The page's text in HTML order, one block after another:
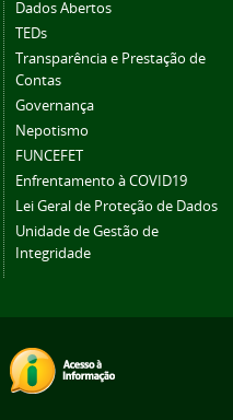
Dados Abertos
TEDs
Transparência e Prestação de
Contas
Governança
Nepotismo
FUNCEFET
Enfrentamento à COVID19
Lei Geral de Proteção de Dados
Unidade de Gestão de
Integridade